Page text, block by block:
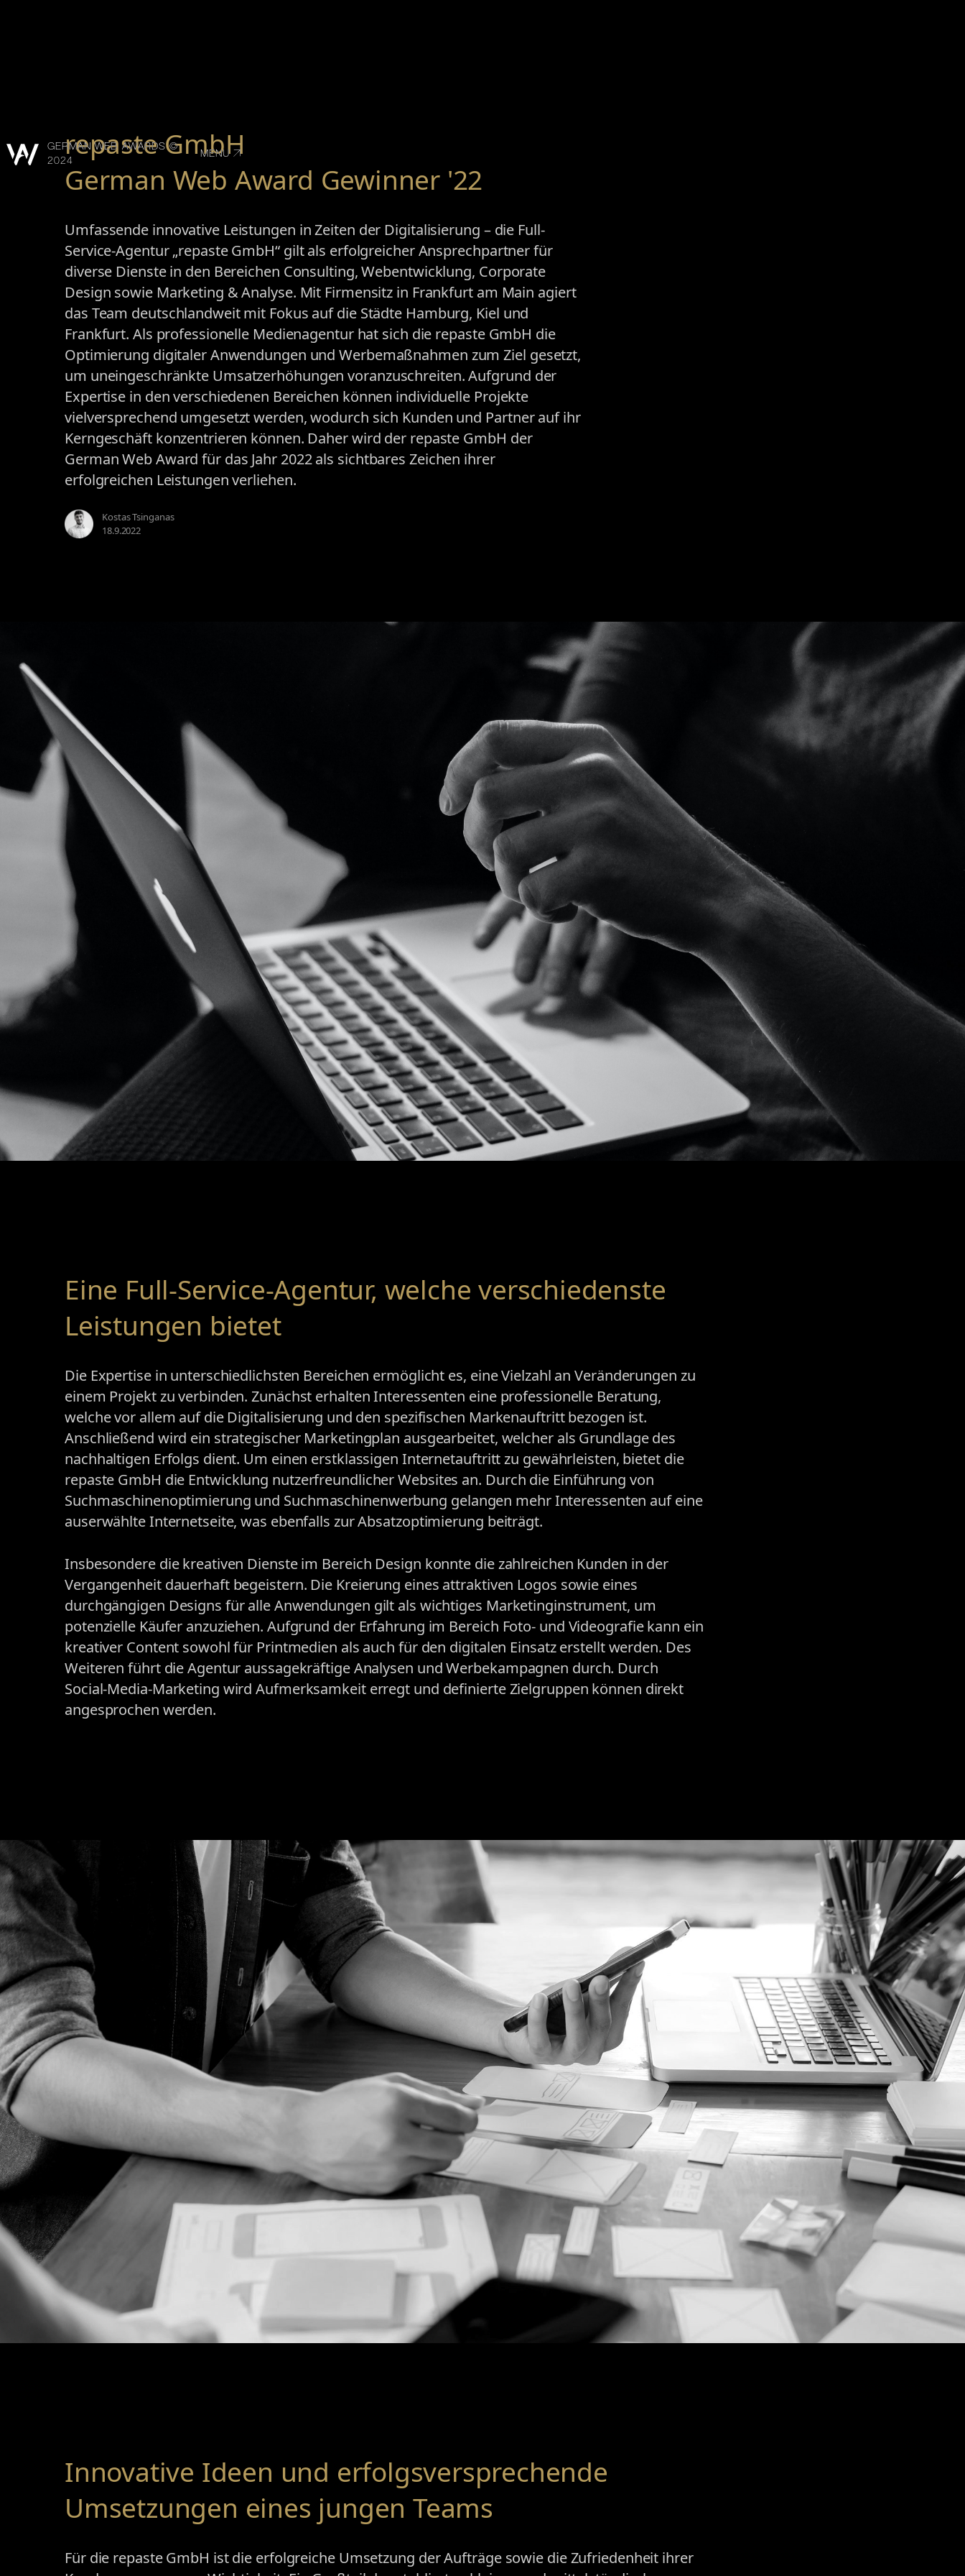
GERMAN WEB AWARDS ©
2024
MENU
repaste GmbH
German Web Award Gewinner '22
Umfassende innovative Leistungen in Zeiten der Digitalisierung – die Full-
Service-Agentur „repaste GmbH“ gilt als erfolgreicher Ansprechpartner für
diverse Dienste in den Bereichen Consulting, Webentwicklung, Corporate
Design sowie Marketing & Analyse. Mit Firmensitz in Frankfurt am Main agiert
das Team deutschlandweit mit Fokus auf die Städte Hamburg, Kiel und
Frankfurt. Als professionelle Medienagentur hat sich die repaste GmbH die
Optimierung digitaler Anwendungen und Werbemaßnahmen zum Ziel gesetzt,
um uneingeschränkte Umsatzerhöhungen voranzuschreiten. Aufgrund der
Expertise in den verschiedenen Bereichen können individuelle Projekte
vielversprechend umgesetzt werden, wodurch sich Kunden und Partner auf ihr
Kerngeschäft konzentrieren können. Daher wird der repaste GmbH der
German Web Award für das Jahr 2022 als sichtbares Zeichen ihrer
erfolgreichen Leistungen verliehen.
Kostas Tsinganas
18.9.2022
Eine Full-Service-Agentur, welche verschiedenste
Leistungen bietet
Die Expertise in unterschiedlichsten Bereichen ermöglicht es, eine Vielzahl an Veränderungen zu
einem Projekt zu verbinden. Zunächst erhalten Interessenten eine professionelle Beratung,
welche vor allem auf die Digitalisierung und den spezifischen Markenauftritt bezogen ist.
Anschließend wird ein strategischer Marketingplan ausgearbeitet, welcher als Grundlage des
nachhaltigen Erfolgs dient. Um einen erstklassigen Internetauftritt zu gewährleisten, bietet die
repaste GmbH die Entwicklung nutzerfreundlicher Websites an. Durch die Einführung von
Suchmaschinenoptimierung und Suchmaschinenwerbung gelangen mehr Interessenten auf eine
auserwählte Internetseite, was ebenfalls zur Absatzoptimierung beiträgt.
Insbesondere die kreativen Dienste im Bereich Design konnte die zahlreichen Kunden in der
Vergangenheit dauerhaft begeistern. Die Kreierung eines attraktiven Logos sowie eines
durchgängigen Designs für alle Anwendungen gilt als wichtiges Marketinginstrument, um
potenzielle Käufer anzuziehen. Aufgrund der Erfahrung im Bereich Foto- und Videografie kann ein
kreativer Content sowohl für Printmedien als auch für den digitalen Einsatz erstellt werden. Des
Weiteren führt die Agentur aussagekräftige Analysen und Werbekampagnen durch. Durch
Social-Media-Marketing wird Aufmerksamkeit erregt und definierte Zielgruppen können direkt
angesprochen werden.
Innovative Ideen und erfolgsversprechende
Umsetzungen eines jungen Teams
Für die repaste GmbH ist die erfolgreiche Umsetzung der Aufträge sowie die Zufriedenheit ihrer